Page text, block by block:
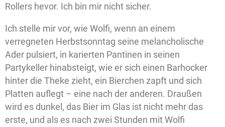
Rollers hevor. Ich bin mir nicht sicher.
Ich stelle mir vor, wie Wolfi, wenn an einem
verregneten Herbstsonntag seine melancholische
Ader pulsiert, in karierten Pantinen in seinen
Partykeller hinabsteigt, wie er sich einen Barhocker
hinter die Theke zieht, ein Bierchen zapft und sich
Platten auflegt – eine nach der anderen. Draußen
wird es dunkel, das Bier im Glas ist nicht mehr das
erste, und als es nach zwei Stunden mit Wolfi